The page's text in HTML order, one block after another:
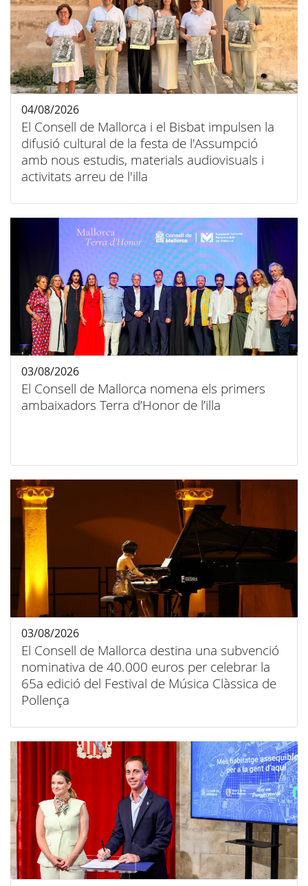
El Consell de Mallorca i el Bisbat impulsen la
difusió cultural de la festa de l'Assumpció
amb nous estudis, materials audiovisuals i
activitats arreu de l'illa
04/08/2026
El Consell de Mallorca nomena els primers
ambaixadors Terra d’Honor de l’illa
03/08/2026
El Consell de Mallorca destina una subvenció
nominativa de 40.000 euros per celebrar la
65a edició del Festival de Música Clàssica de
Pollença
03/08/2026